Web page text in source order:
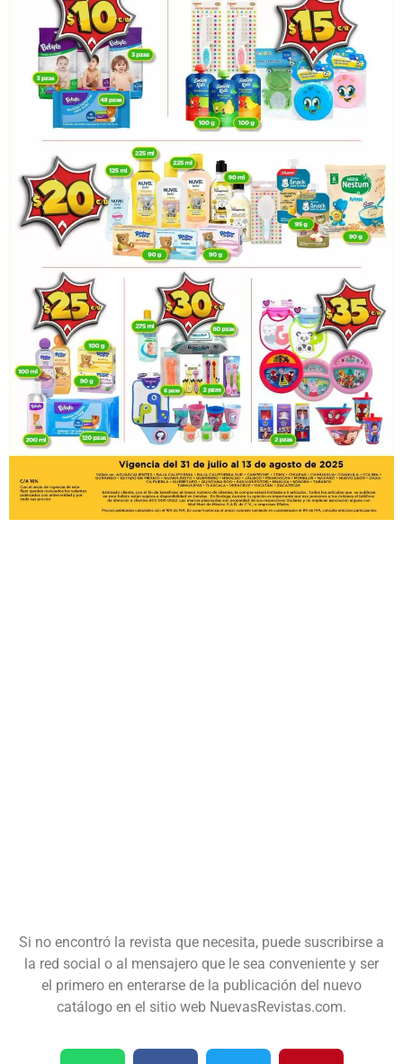
Si no encontró la revista que necesita, puede suscribirse a
la red social o al mensajero que le sea conveniente y ser
el primero en enterarse de la publicación del nuevo
catálogo en el sitio web NuevasRevistas.com.